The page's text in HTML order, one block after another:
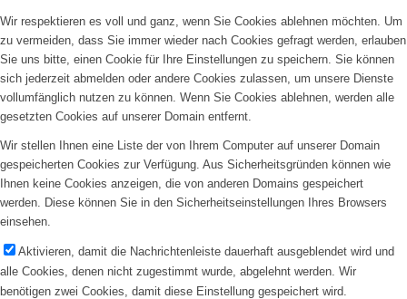
Wir respektieren es voll und ganz, wenn Sie Cookies ablehnen möchten. Um
zu vermeiden, dass Sie immer wieder nach Cookies gefragt werden, erlauben
Sie uns bitte, einen Cookie für Ihre Einstellungen zu speichern. Sie können
sich jederzeit abmelden oder andere Cookies zulassen, um unsere Dienste
vollumfänglich nutzen zu können. Wenn Sie Cookies ablehnen, werden alle
gesetzten Cookies auf unserer Domain entfernt.
Wir stellen Ihnen eine Liste der von Ihrem Computer auf unserer Domain
gespeicherten Cookies zur Verfügung. Aus Sicherheitsgründen können wie
Ihnen keine Cookies anzeigen, die von anderen Domains gespeichert
werden. Diese können Sie in den Sicherheitseinstellungen Ihres Browsers
einsehen.
Aktivieren, damit die Nachrichtenleiste dauerhaft ausgeblendet wird und
alle Cookies, denen nicht zugestimmt wurde, abgelehnt werden. Wir
benötigen zwei Cookies, damit diese Einstellung gespeichert wird.